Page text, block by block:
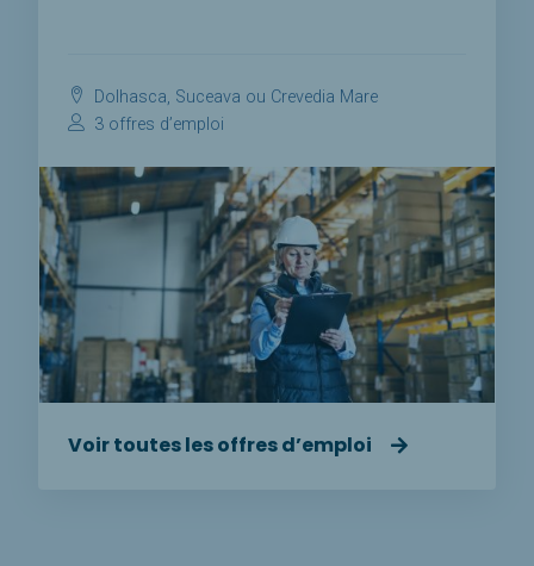
Dolhasca, Suceava ou Crevedia Mare
3 offres d’emploi
Voir toutes les offres d’emploi